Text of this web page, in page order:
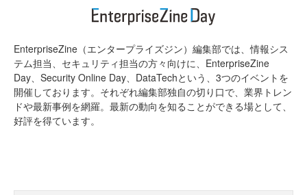
EnterpriseZine（エンタープライズジン）編集部では、情報シス
テム担当、セキュリティ担当の方々向けに、EnterpriseZine
Day、Security Online Day、DataTechという、3つのイベントを
開催しております。それぞれ編集部独自の切り口で、業界トレン
ドや最新事例を網羅。最新の動向を知ることができる場として、
好評を得ています。